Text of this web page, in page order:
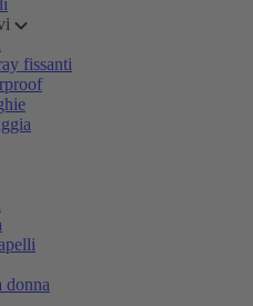
fissanti
donna